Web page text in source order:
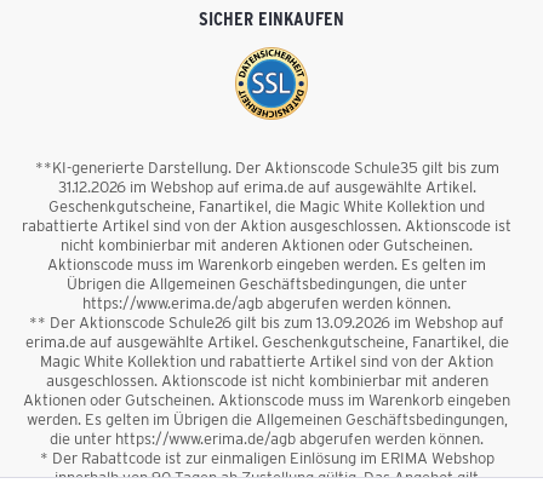
SICHER EINKAUFEN
**KI-generierte Darstellung. Der Aktionscode Schule35 gilt bis zum
31.12.2026 im Webshop auf erima.de auf ausgewählte Artikel.
Geschenkgutscheine, Fanartikel, die Magic White Kollektion und
rabattierte Artikel sind von der Aktion ausgeschlossen. Aktionscode ist
nicht kombinierbar mit anderen Aktionen oder Gutscheinen.
Aktionscode muss im Warenkorb eingeben werden. Es gelten im
Übrigen die Allgemeinen Geschäftsbedingungen, die unter
https://www.erima.de/agb abgerufen werden können.
** Der Aktionscode Schule26 gilt bis zum 13.09.2026 im Webshop auf
erima.de auf ausgewählte Artikel. Geschenkgutscheine, Fanartikel, die
Magic White Kollektion und rabattierte Artikel sind von der Aktion
ausgeschlossen. Aktionscode ist nicht kombinierbar mit anderen
Aktionen oder Gutscheinen. Aktionscode muss im Warenkorb eingeben
werden. Es gelten im Übrigen die Allgemeinen Geschäftsbedingungen,
die unter https://www.erima.de/agb abgerufen werden können.
* Der Rabattcode ist zur einmaligen Einlösung im ERIMA Webshop
innerhalb von 90 Tagen ab Zustellung gültig. Das Angebot gilt